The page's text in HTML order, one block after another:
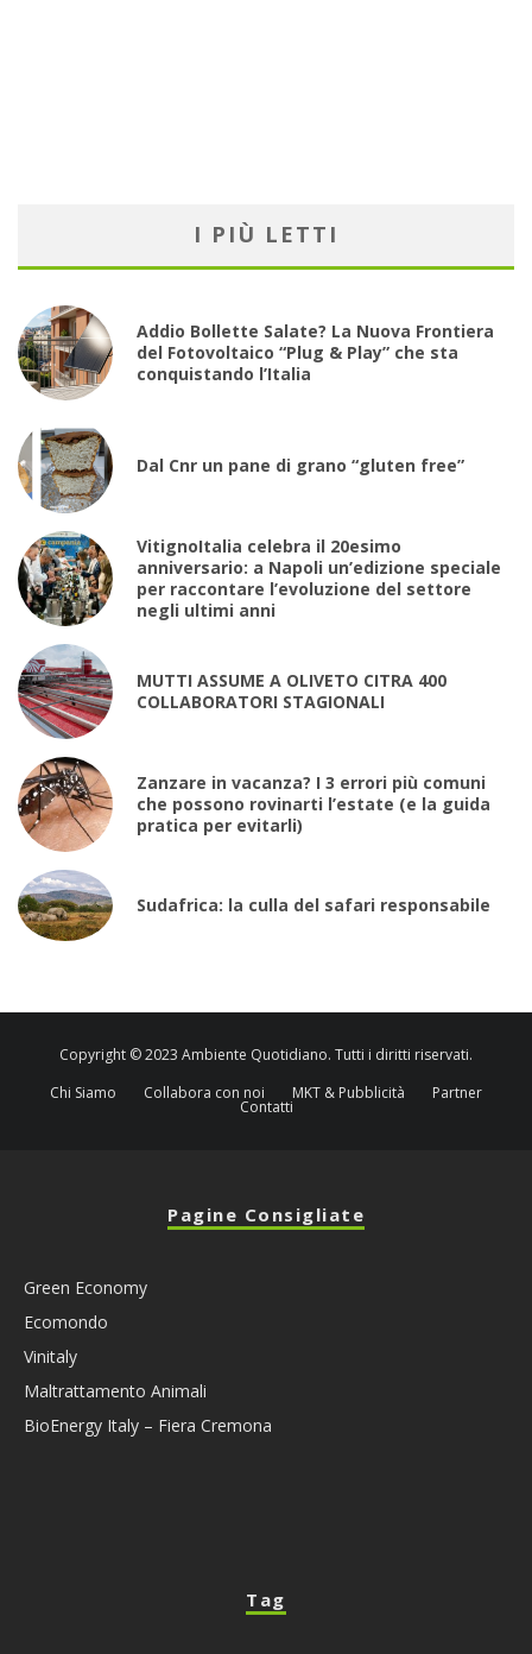
I PIÙ LETTI
Addio Bollette Salate? La Nuova Frontiera
del Fotovoltaico “Plug & Play” che sta
conquistando l’Italia
Dal Cnr un pane di grano “gluten free”
VitignoItalia celebra il 20esimo
anniversario: a Napoli un’edizione speciale
per raccontare l’evoluzione del settore
negli ultimi anni
MUTTI ASSUME A OLIVETO CITRA 400
COLLABORATORI STAGIONALI
Zanzare in vacanza? I 3 errori più comuni
che possono rovinarti l’estate (e la guida
pratica per evitarli)
Sudafrica: la culla del safari responsabile
Copyright © 2023 Ambiente Quotidiano. Tutti i diritti riservati.
Chi Siamo
Collabora con noi MKT & Pubblicità Partner
Contatti
Pagine Consigliate
Green Economy
Ecomondo
Vinitaly
Maltrattamento Animali
BioEnergy Italy – Fiera Cremona
Tag